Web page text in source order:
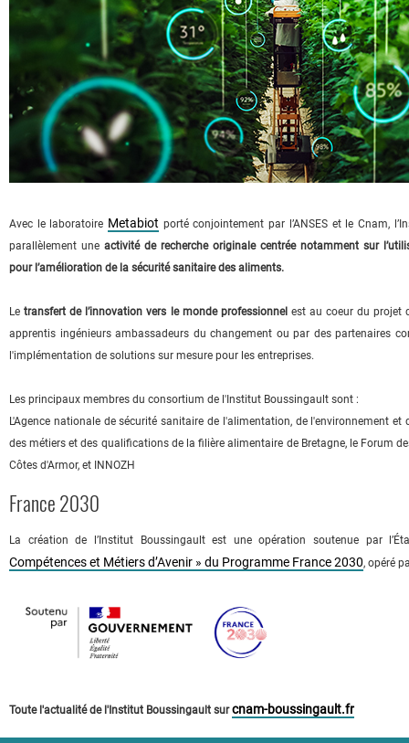
Avec le laboratoire Metabiot porté conjointement par l’ANSES et le Cnam,
parallèlement une activité de recherche originale centrée notamment sur
pour l’amélioration de la sécurité sanitaire des aliments.
Le transfert de l’innovation vers le monde professionnel est au coeur du projet
apprentis ingénieurs ambassadeurs du changement ou par des partenaires
l'implémentation de solutions sur mesure pour les entreprises.
Les principaux membres du consortium de l'Institut Boussingault sont :
L'Agence nationale de sécurité sanitaire de l'alimentation, de l'environnement et
des métiers et des qualifications de la filière alimentaire de Bretagne, le Forum
Côtes d'Armor, et INNOZH
France 2030
La création de l’Institut Boussingault est une opération soutenue par
Compétences et Métiers d’Avenir » du Programme France 2030, opéré
Toute l'actualité de l'Institut Boussingault surcnam-boussingault.fr